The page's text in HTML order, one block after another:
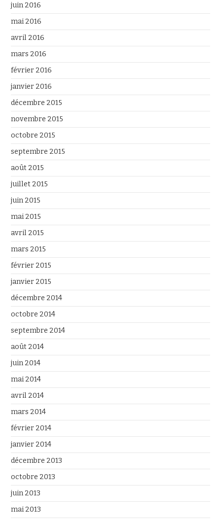
juin 2016
mai 2016
avril 2016
mars 2016
février 2016
janvier 2016
décembre 2015
novembre 2015
octobre 2015
septembre 2015
août 2015
juillet 2015
juin 2015
mai 2015
avril 2015
mars 2015
février 2015
janvier 2015
décembre 2014
octobre 2014
septembre 2014
août 2014
juin 2014
mai 2014
avril 2014
mars 2014
février 2014
janvier 2014
décembre 2013
octobre 2013
juin 2013
mai 2013